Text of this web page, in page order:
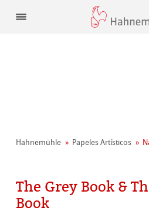
Hahnemühle Papeles Artísticos
The Grey Book &
Book